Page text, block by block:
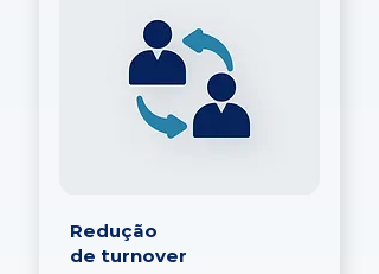
Redução
de turnover